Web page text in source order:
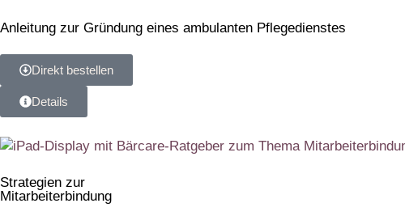
Anleitung zur Gründung eines ambulanten Pflegedienstes
Direkt bestellen
Details
Strategien zur
Mitarbeiterbindung